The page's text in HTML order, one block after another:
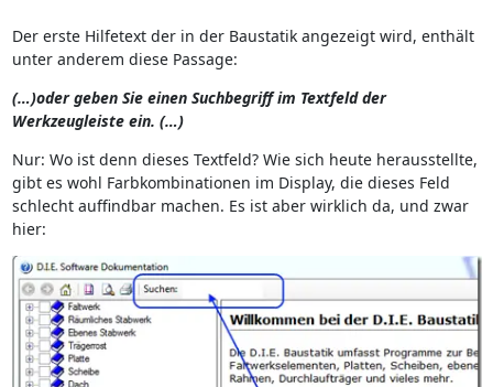
Der erste Hilfetext der in der Baustatik angezeigt wird, enthält
unter anderem diese Passage:
(…)oder geben Sie einen Suchbegriff im Textfeld der
Werkzeugleiste ein. (…)
Nur: Wo ist denn dieses Textfeld? Wie sich heute herausstellte,
gibt es wohl Farbkombinationen im Display, die dieses Feld
schlecht auffindbar machen. Es ist aber wirklich da, und zwar
hier: